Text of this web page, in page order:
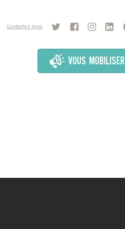
Contactez nous
VOUS MOBILISER